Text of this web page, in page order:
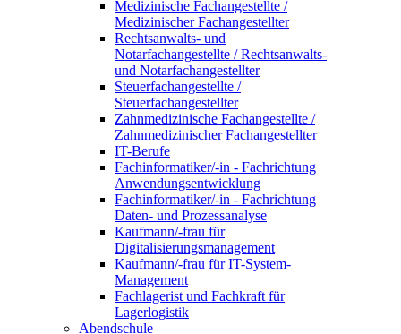
Medizinische Fachangestellte /
Medizinischer Fachangestellter
Rechtsanwalts- und
Notarfachangestellte / Rechtsanwalts-
und Notarfachangestellter
Steuerfachangestellte /
Steuerfachangestellter
Zahnmedizinische Fachangestellte /
Zahnmedizinischer Fachangestellter
IT-Berufe
Fachinformatiker/-in - Fachrichtung
Anwendungsentwicklung
Fachinformatiker/-in - Fachrichtung
Daten- und Prozessanalyse
Kaufmann/-frau für
Digitalisierungsmanagement
Kaufmann/-frau für IT-System-
Management
Fachlagerist und Fachkraft für
Lagerlogistik
Abendschule